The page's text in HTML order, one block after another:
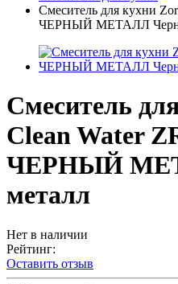
Смеситель для кухни
ЧЕРНЫЙ МЕТАЛЛ
Смеситель
Clean Water
ЧЕРНЫЙ
металл
Нет в наличии
Рейтинг:
Оставить отзыв